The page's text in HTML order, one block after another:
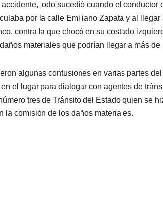
todo sucedió cuando el conductor
por la calle Emiliano Zapata y al
contra la que chocó en su costado
materiales que podrían llegar a más de
algunas contusiones en varias partes
el lugar para dialogar con agentes de
tres de Tránsito del Estado quien se
la comisión de los daños materiales.